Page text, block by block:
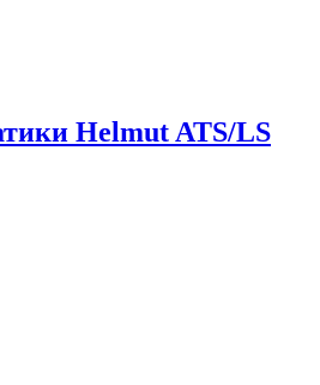
Helmut ATS/LS